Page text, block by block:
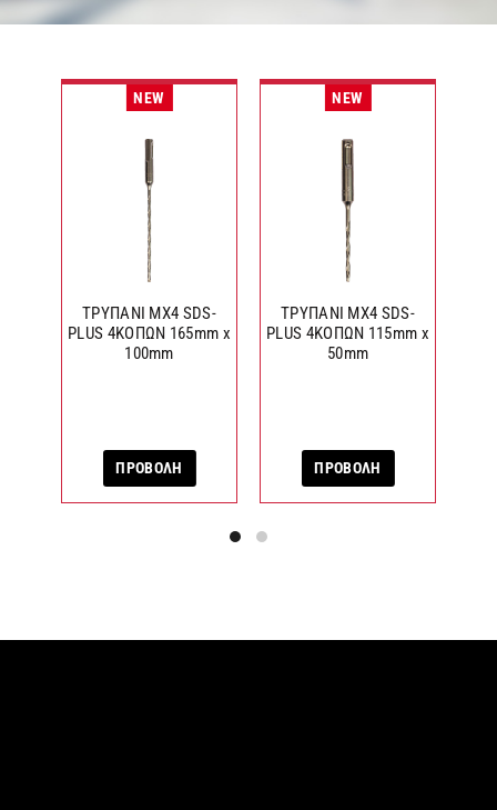
NEW
ΤΡΥΠΑΝΙ MX4 SDS-
PLUS 4ΚΟΠΩΝ 165mm x
100mm
ΠΡΟΒΟΛΗ
NEW
ΤΡΥΠΑΝΙ MX4 SDS-
PLUS 4ΚΟΠΩΝ 115mm x
50mm
ΠΡΟΒΟΛΗ